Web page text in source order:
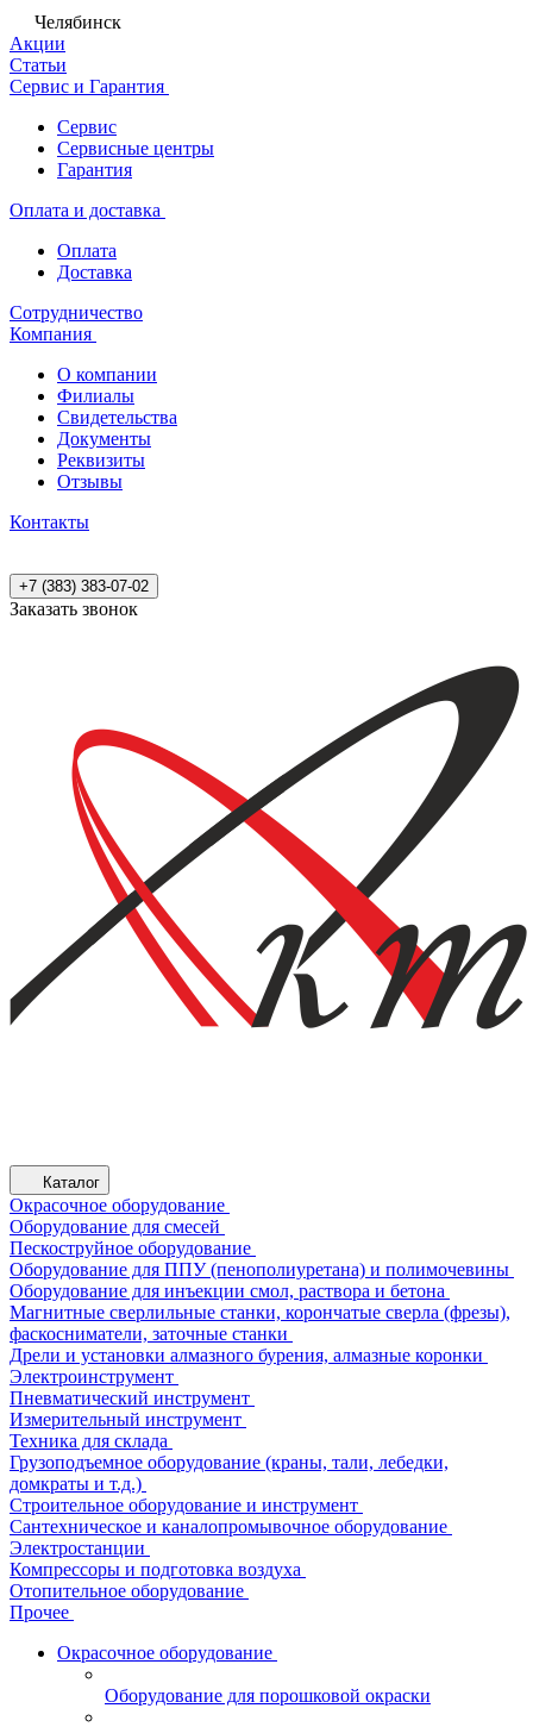
Челябинск
Акции
Статьи
Сервис и Гарантия
Сервис
Сервисные центры
Гарантия
Оплата и доставка
Оплата
Доставка
Сотрудничество
Компания
О компании
Филиалы
Свидетельства
Документы
Реквизиты
Отзывы
Контакты
+7 (383) 383-07-02
Заказать звонок
Каталог
Окрасочное оборудование
Оборудование для смесей
Пескоструйное оборудование
Оборудование для ППУ (пенополиуретана) и полимочевины
Оборудование для инъекции смол, раствора и бетона
Магнитные сверлильные станки, корончатые сверла (фрезы),
фаскосниматели, заточные станки
Дрели и установки алмазного бурения, алмазные коронки
Электроинструмент
Пневматический инструмент
Измерительный инструмент
Техника для склада
Грузоподъемное оборудование (краны, тали, лебедки,
домкраты и т.д.)
Строительное оборудование и инструмент
Сантехническое и каналопромывочное оборудование
Электростанции
Компрессоры и подготовка воздуха
Отопительное оборудование
Прочее
Окрасочное оборудование
Оборудование для порошковой окраски